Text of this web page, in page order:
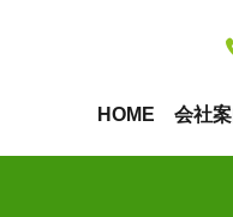
HOME 会社